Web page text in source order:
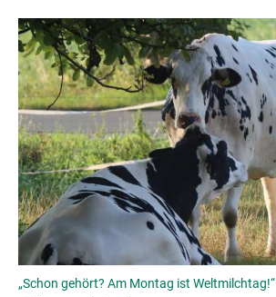
„Schon gehört? Am Montag ist Weltmilchtag!“